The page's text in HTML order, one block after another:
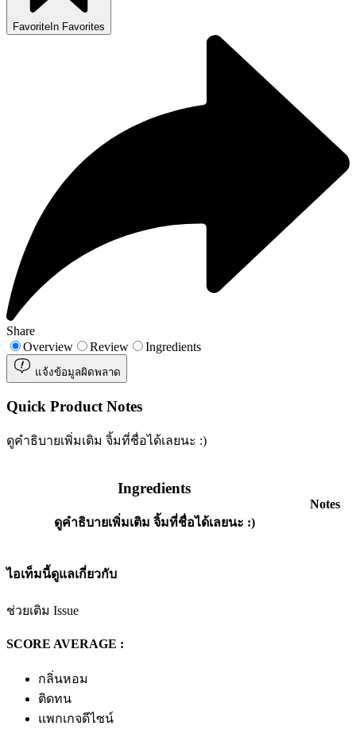
Favorite In Favorites
Share
Overview
Review Ingredients
แจ้งข้อมูลผิดพลาด
Quick Product Notes
ดูคำธิบายเพิ่มเติม จิ้มที่ชื่อได้เลยนะ :)
Ingredients
ดูคำธิบายเพิ่มเติม จิ้มที่ชื่อได้เลยนะ :)
Notes
ไอเท็มนี้ดูแลเกี่ยวกับ
ช่วยเติม Issue
SCORE AVERAGE :
กลิ่นหอม
ติดทน
แพกเกจดีไซน์